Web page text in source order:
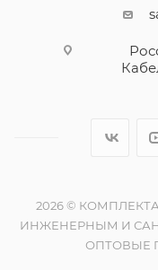
2026 ©
ИНЖЕНЕРНЫМ И
ОПТОВЫЕ